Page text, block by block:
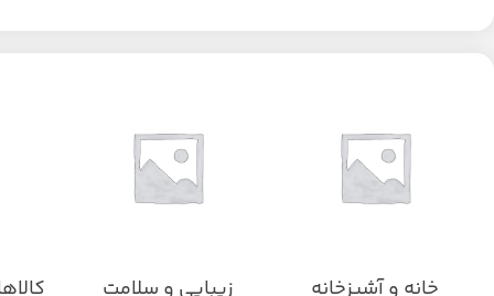
خانه و آشپزخانه زیبایی و سلامت